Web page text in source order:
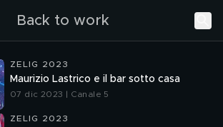
Back to work
ZELIG 2023
Maurizio Lastrico e il bar sotto casa
07 dic 2023 | Canale 5
ZELIG 2023